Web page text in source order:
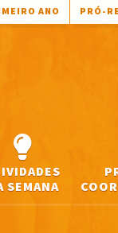
ANO PRÓ-
SEMANA